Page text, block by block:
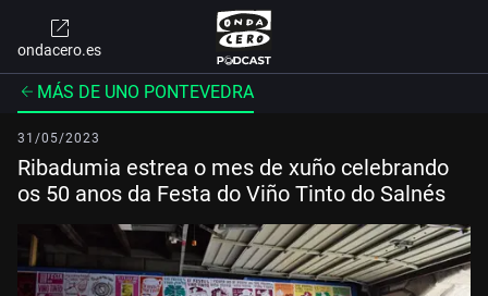
ondacero.es
MÁS DE UNO PONTEVEDRA
31/05/2023
Ribadumia estrea o mes de xuño celebrando
os 50 anos da Festa do Viño Tinto do Salnés